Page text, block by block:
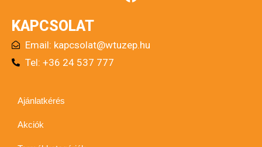
KAPCSOLAT
Email: kapcsolat@wtuzep.hu
Tel: +36 24 537 777
Ajánlatkérés
Akciók